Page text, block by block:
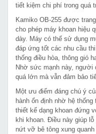
tiết kiệm chi phí trong quá
Kamiko OB-255 được
cho phép máy khoan hiệu
dày. Máy có thể sử dụng
đáp ứng tốt các nhu cầu
thống điều hòa, thông gió
Nhờ sức mạnh này, người
quá lớn mà vẫn đảm bảo
Một ưu điểm đáng chú ý
hành ổn định nhờ hệ
thiết kế dạng khoan đứng
khi khoan. Điều này giúp
nứt vỡ bê tông xung